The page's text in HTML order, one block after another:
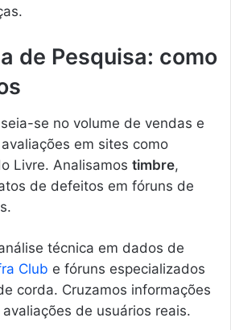
de Pesquisa: como
se no volume de vendas e
em sites como
Livre. Analisamos timbre,
de defeitos em fóruns de
técnica em dados de
Club e fóruns especializados
corda. Cruzamos informações
de usuários reais.